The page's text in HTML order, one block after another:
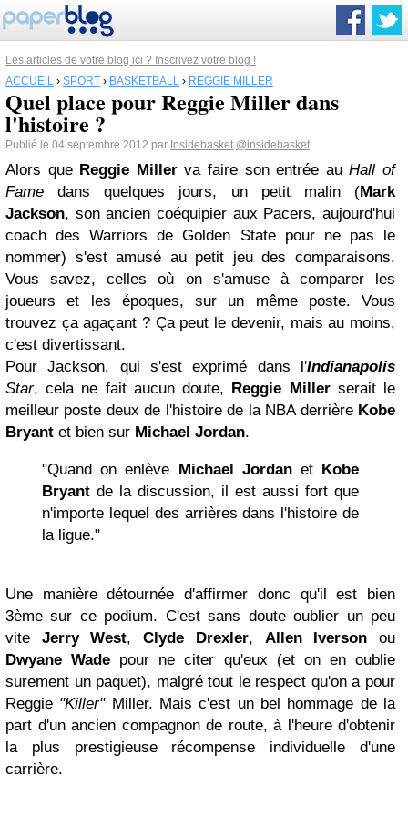
Les articles de votre blog ici ? Inscrivez votre blog !
ACCUEIL › SPORT › BASKETBALL › REGGIE MILLER
Quel place pour Reggie Miller dans
l'histoire ?
Publié le 04 septembre 2012 par Insidebasket @insidebasket
Alors que Reggie Millerva faire son entrée auHall of
Fame dans quelques jours, un petit malin (Mark
Jackson, son ancien coéquipier aux Pacers, aujourd'hui
coach des Warriors de Golden State pour ne pas le
nommer) s'est amusé au petit jeu des comparaisons.
Vous savez, celles où on s'amuse à comparer les
joueurs et les époques, sur un même poste. Vous
trouvez ça agaçant ? Ça peut le devenir, mais au moins,
c'est divertissant.
Pour Jackson, qui s'est exprimé dans l'Indianapolis
Star, cela ne fait aucun doute, Reggie Millerserait le
meilleur poste deux de l'histoire de la NBA derrière Kobe
Bryant et bien sur Michael Jordan.
"Quand on enlève Michael Jordanet Kobe
Bryant de la discussion, il est aussi fort que
n'importe lequel des arrières dans l'histoire de
la ligue."
Une manière détournée d'affirmer donc qu'il est bien
3ème sur ce podium. C'est sans doute oublier un peu
vite Jerry West,Clyde Drexler, Allen Iverson ou
Dwyane Wade pour ne citer qu'eux (et on en oublie
surement un paquet), malgré tout le respect qu'on a pour
Reggie "Killer"Miller. Mais c'est un bel hommage de la
part d'un ancien compagnon de route, à l'heure d'obtenir
la plus prestigieuse récompense individuelle d'une
carrière.